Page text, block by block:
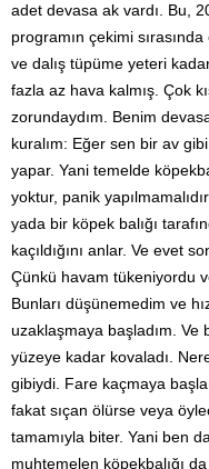
adet devasa ak vardı. Bu,
programın çekimi
ve dalış tüpüme yeteri
fazla az hava kalmış. Çok
zorundaydım. Benim
kuralım: Eğer sen bir av
yapar. Yani temelde
yoktur, panik
yada bir köpek balığı
kaçıldığını anlar. Ve evet
Çünkü havam tükeniyordu
Bunları düşünemedim ve
uzaklaşmaya başladım. Ve
yüzeye kadar kovaladı.
gibiydi. Fare kaçmaya
fakat sıçan ölürse veya
tamamıyla biter. Yani ben
muhtemelen köpekbalığı